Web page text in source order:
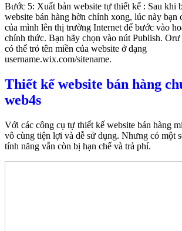
Bước 5: Xuất bản website tự thiết kế : Sau khi
website bán hàng hờn chỉnh xong, lúc này bạn
của mình lên thị trường Internet để bước vào
chính thức. Bạn hãy chọn vào nút Publish.
có thể trỏ tên miền của website ở dạng
username.wix.com/sitename.
Thiết kế website bán hàng
web4s
Với các công cụ tự thiết kế website bán hàng
vô cùng tiện lợi và dễ sử dụng. Nhưng có một
tính năng vẫn còn bị hạn chế và trả phí.